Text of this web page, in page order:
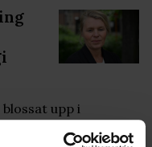
upp i
(KD), vice
delat ett inlägg